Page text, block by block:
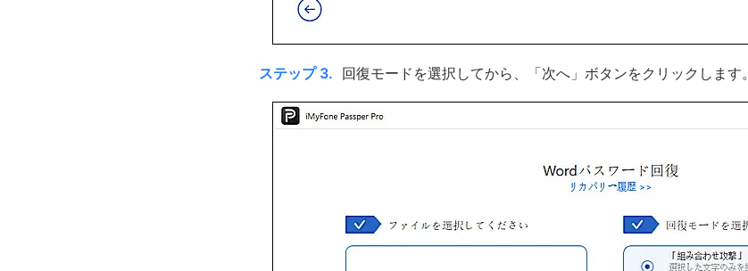
ステップ 3. 回復モードを選択してから、「次へ」ボタンをクリックします。